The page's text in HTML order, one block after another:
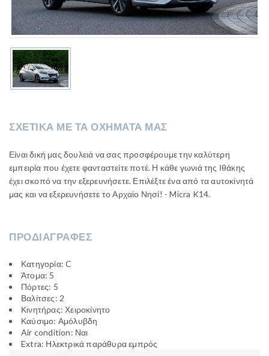
ΣΧΕΤΙΚΑ ΜΕ ΤΑ ΟΧΗΜΑΤΑ ΜΑΣ
Είναι δική μας δουλειά να σας προσφέρουμε την καλύτερη
εμπειρία που έχετε φανταστείτε ποτέ. Η κάθε γωνιά της Ιθάκης
έχει σκοπό να την εξερευνήσετε. Επιλέξτε ένα από τα αυτοκίνητά
μας και να εξερευνήσετε το Αρχαίο Νησί! - Micra K14.
ΠΡΟΔΙΑΓΡΑΦΕΣ
Κατηγορία: C
Άτομα: 5
Πόρτες: 5
Βαλίτσες: 2
Κινητήρας: Χειροκίνητο
Καύσιμο: Αμόλυβδη
Air condition: Ναι
Extra: Ηλεκτρικά παράθυρα εμπρός